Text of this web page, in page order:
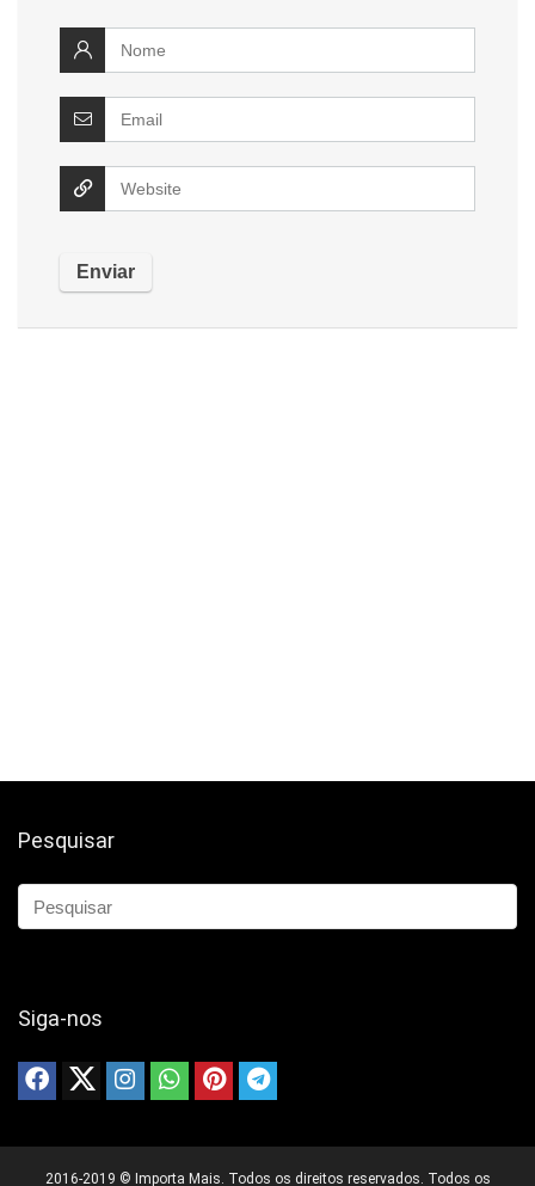
Pesquisar
Siga-nos
2016-2019 © Importa Mais. Todos os direitos reservados. Todos os